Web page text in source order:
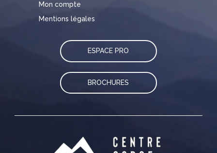
Mon compte
Mentions légales
ESPACE PRO
BROCHURES